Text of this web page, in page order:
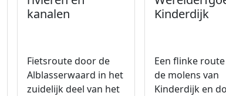
kanalen
Fietsroute door de
Alblasserwaard in het
zuidelijk deel van het
Kinderdijk
Een flinke
de molens van
Kinderdijk en